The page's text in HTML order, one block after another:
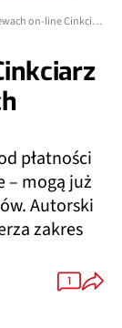
W przelewach on-line Cinkciarz Pay debiutuje 15 nowych banków
płatności
– mogą już
Autorski
zakres
1